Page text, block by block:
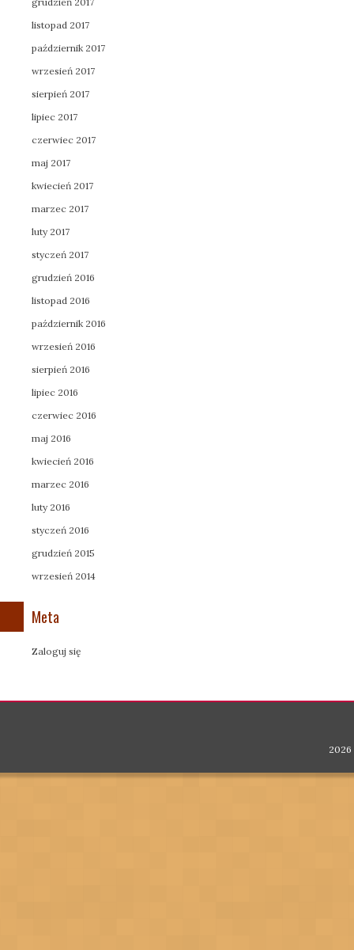
listopad 2017
październik 2017
wrzesień 2017
sierpień 2017
lipiec 2017
czerwiec 2017
maj 2017
kwiecień 2017
marzec 2017
luty 2017
styczeń 2017
grudzień 2016
listopad 2016
październik 2016
wrzesień 2016
sierpień 2016
lipiec 2016
czerwiec 2016
maj 2016
kwiecień 2016
marzec 2016
luty 2016
styczeń 2016
grudzień 2015
wrzesień 2014
Meta
Zaloguj się
2026